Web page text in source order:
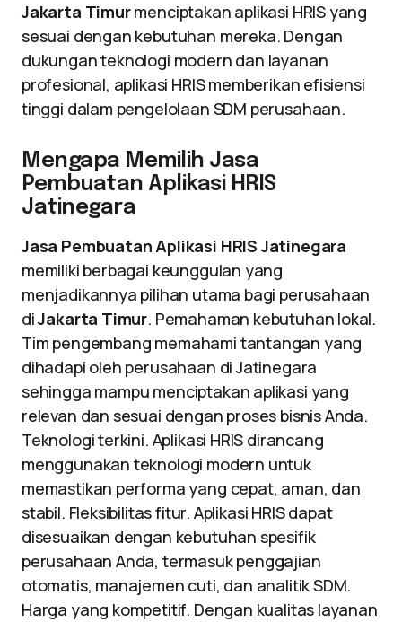
Jakarta Timurmenciptakan aplikasi HRIS yang
sesuai dengan kebutuhan mereka. Dengan
dukungan teknologi modern dan layanan
profesional, aplikasi HRIS memberikan efisiensi
tinggi dalam pengelolaan SDM perusahaan.
Mengapa Memilih Jasa
Pembuatan Aplikasi HRIS
Jatinegara
Jasa Pembuatan Aplikasi HRIS Jatinegara
memiliki berbagai keunggulan yang
menjadikannya pilihan utama bagi perusahaan
diJakarta Timur. Pemahaman kebutuhan lokal.
Tim pengembang memahami tantangan yang
dihadapi oleh perusahaan di Jatinegara
sehingga mampu menciptakan aplikasi yang
relevan dan sesuai dengan proses bisnis Anda.
Teknologi terkini. Aplikasi HRIS dirancang
menggunakan teknologi modern untuk
memastikan performa yang cepat, aman, dan
stabil. Fleksibilitas fitur. Aplikasi HRIS dapat
disesuaikan dengan kebutuhan spesifik
perusahaan Anda, termasuk penggajian
otomatis, manajemen cuti, dan analitik SDM.
Harga yang kompetitif. Dengan kualitas layanan